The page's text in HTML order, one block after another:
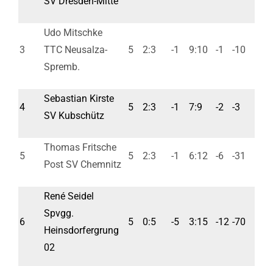
3
Udo Mitschke
TTC Neusalza-
Spremb.
5 2:3 -1 9:10 -1 -10
4
Sebastian Kirste
SV Kubschütz
5 2:3 -1 7:9 -2 -3
5
Thomas Fritsche
Post SV Chemnitz
5 2:3 -1 6:12 -6 -31
6
René Seidel
Spvgg.
Heinsdorfergrung
02
5 0:5 -5 3:15 -12 -70